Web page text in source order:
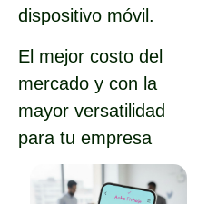
dispositivo móvil.
El mejor costo del
mercado y con la
mayor versatilidad
para tu empresa